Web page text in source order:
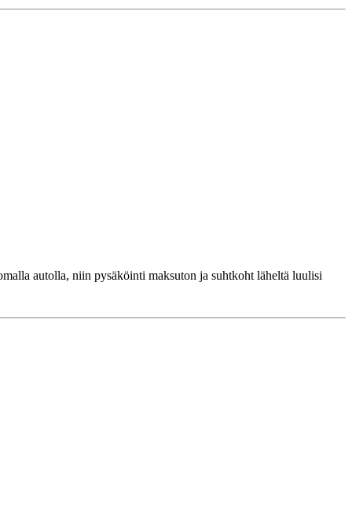
autolla, niin pysäköinti maksuton ja suhtkoht läheltä luulisi